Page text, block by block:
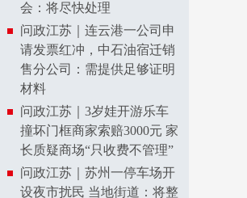
会：将尽快处理
问政江苏｜连云港一公司申
请发票红冲，中石油宿迁销
售分公司：需提供足够证明
材料
问政江苏｜3岁娃开游乐车
撞坏门框商家索赔3000元 家
长质疑商场“只收费不管理”
问政江苏｜苏州一停车场开
设夜市扰民 当地街道：将整